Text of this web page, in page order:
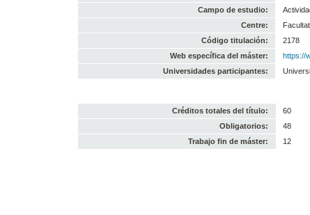
Campo de estudio:
Centre:
Código titulación:
2178
Web específica del máster:
https://
Universidades participantes:
Créditos totales del título:
60
Obligatorios:
48
Trabajo fin de máster:
12